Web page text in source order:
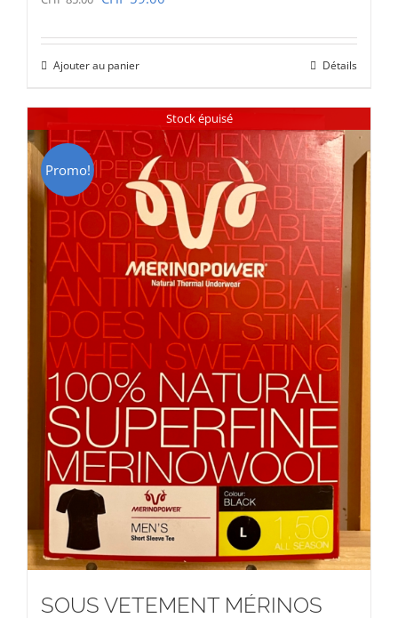
était :
CHF 85.00.CHF 59.00.
Ajouter au panier Détails
Stock épuisé
Promo!
SOUS VETEMENT MÉRINOS